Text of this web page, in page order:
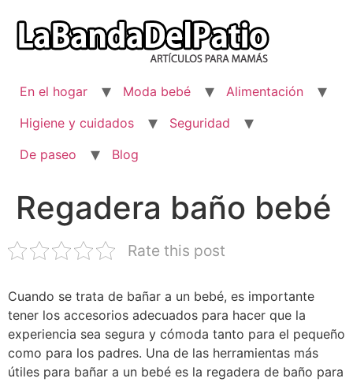
contenido
En el hogar Moda bebé
Alimentación
Higiene y cuidados
Seguridad
De paseo
Blog
Regadera baño bebé
Rate this post
Cuando se trata de bañar a un bebé, es importante
tener los accesorios adecuados para hacer que la
experiencia sea segura y cómoda tanto para el pequeño
como para los padres. Una de las herramientas más
útiles para bañar a un bebé es la regadera de baño para